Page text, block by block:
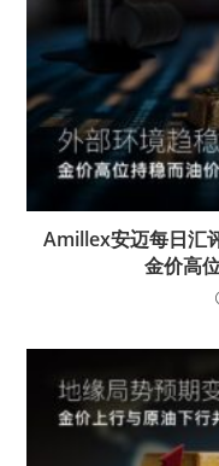
Amillex安迈每日汇
金价高